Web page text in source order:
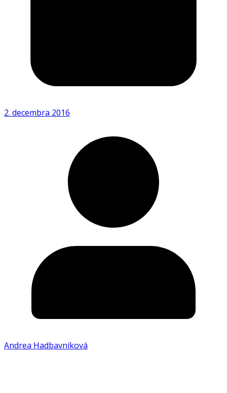
2. decembra 2016
Andrea Hadbavníková